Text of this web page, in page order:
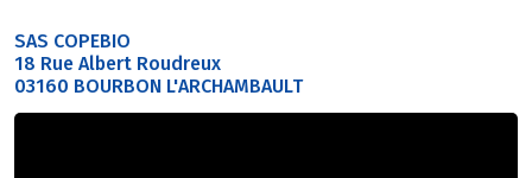
SAS COPEBIO
18 Rue Albert Roudreux
03160 BOURBON L'ARCHAMBAULT